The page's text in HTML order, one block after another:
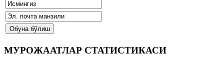
МУРОЖААТЛАР СТАТИСТИКАСИ